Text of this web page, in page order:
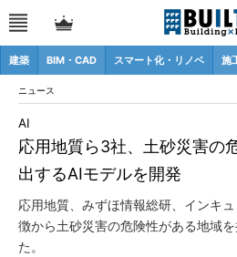
建築 BIM・CAD スマート化・リノベ 施
ニュース
応用地質ら3社、土砂災害の
出するAIモデルを開発
AI
応用地質、みずほ情報総研、インキ
徴から土砂災害の危険性がある地域
た。